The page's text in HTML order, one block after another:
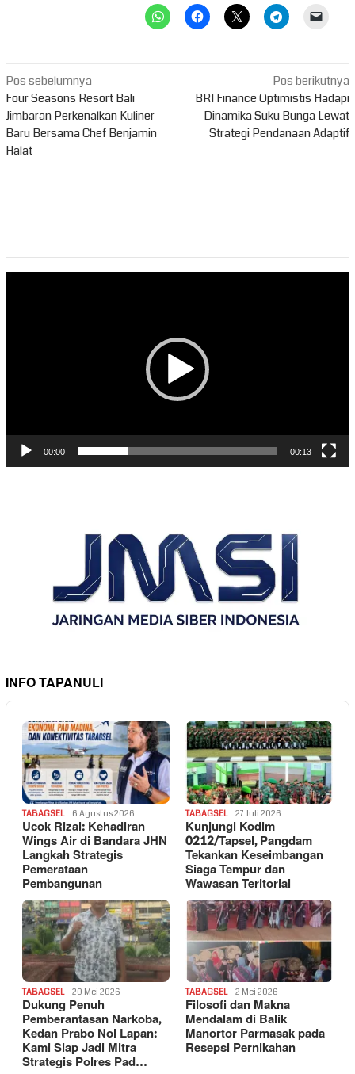
Navigasi
pos
Pos sebelumnya
Four Seasons Resort Bali
Jimbaran Perkenalkan Kuliner
Baru Bersama Chef Benjamin
Halat
Pos berikutnya
BRI Finance Optimistis Hadapi
Dinamika Suku Bunga Lewat
Strategi Pendanaan Adaptif
00:00 00:13
INFO TAPANULI
TABAGSEL 6 Agustus 2026
Ucok Rizal: Kehadiran
Wings Air di Bandara JHN
Langkah Strategis
Pemerataan
Pembangunan
TABAGSEL 27 Juli 2026
Kunjungi Kodim
0212/Tapsel, Pangdam
Tekankan Keseimbangan
Siaga Tempur dan
Wawasan Teritorial
TABAGSEL 20 Mei 2026
Dukung Penuh
Pemberantasan Narkoba,
Kedan Prabo Nol Lapan:
Kami Siap Jadi Mitra
Strategis Polres Pad…
TABAGSEL 2 Mei 2026
Filosofi dan Makna
Mendalam di Balik
Manortor Parmasak pada
Resepsi Pernikahan